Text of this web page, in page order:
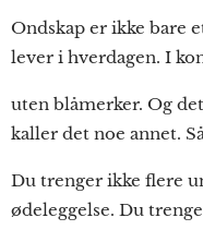
Ondskap er ikke bare
lever i hverdagen. I
uten blåmerker. Og
kaller det noe annet.
Du trenger ikke flere
ødeleggelse. Du